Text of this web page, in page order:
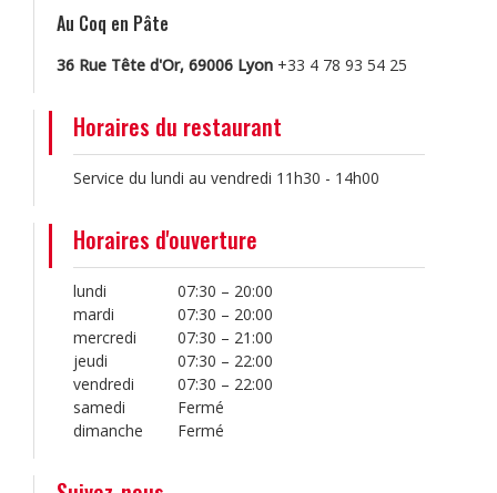
Au Coq en Pâte
36 Rue Tête d'Or, 69006 Lyon +33 4 78 93 54 25
Horaires du restaurant
Service du lundi au vendredi 11h30 - 14h00
Horaires d'ouverture
lundi
07:30 – 20:00
mardi
07:30 – 20:00
mercredi
07:30 – 21:00
jeudi
07:30 – 22:00
vendredi
07:30 – 22:00
samedi
Fermé
dimanche
Fermé